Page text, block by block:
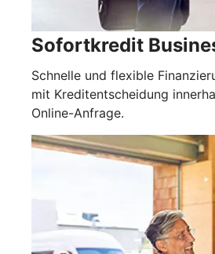
Sofortkredit
Schnelle und flexible
mit Kreditentscheidung
Online-Anfrage.